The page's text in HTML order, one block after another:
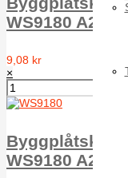
WS9180 A2 A
9,08 kr
×
Byggplåtskruv
WS9180 A2 A